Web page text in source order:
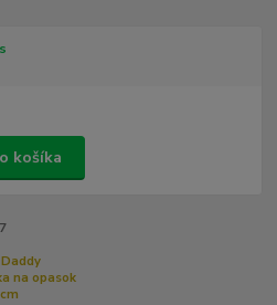
košíka
na opasok